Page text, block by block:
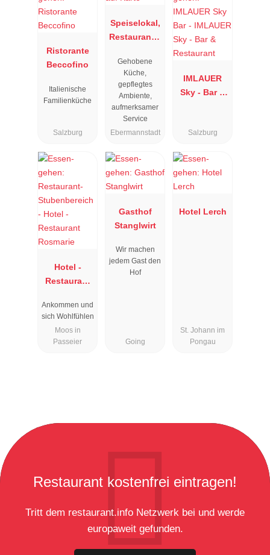
Ristorante
Beccofino
Italienische
Familienküche
Salzburg
Speiselokal,
Restaurant "
"
Gehobene
Küche,
gepflegtes
Ambiente,
aufmerksamer
Service
Ebermannstadt
IMLAUER
Sky - Bar &
Salzburg
Hotel -
Restaurant
Ankommen und
sich Wohlfühlen
Moos in
Passeier
Gasthof
Stanglwirt
Wir machen
jedem Gast den
Hof
Going
Hotel Lerch
St. Johann im
Pongau
Restaurant kostenfrei eintragen!
Tritt dem restaurant.info Netzwerk bei und werde
europaweit gefunden.